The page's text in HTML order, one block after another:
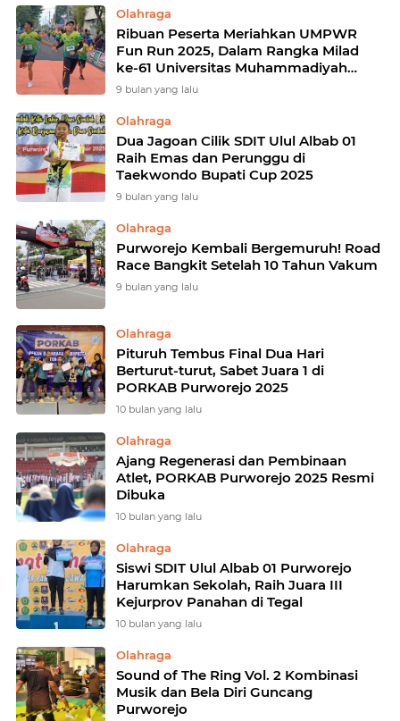
Olahraga
Ribuan Peserta Meriahkan UMPWR
Fun Run 2025, Dalam Rangka Milad
ke-61 Universitas Muhammadiyah
Purworejo
9 bulan yang lalu
Olahraga
Dua Jagoan Cilik SDIT Ulul Albab 01
Raih Emas dan Perunggu di
Taekwondo Bupati Cup 2025
9 bulan yang lalu
Olahraga
Purworejo Kembali Bergemuruh! Road
Race Bangkit Setelah 10 Tahun Vakum
9 bulan yang lalu
Olahraga
Pituruh Tembus Final Dua Hari
Berturut-turut, Sabet Juara 1 di
PORKAB Purworejo 2025
10 bulan yang lalu
Olahraga
Ajang Regenerasi dan Pembinaan
Atlet, PORKAB Purworejo 2025 Resmi
Dibuka
10 bulan yang lalu
Olahraga
Siswi SDIT Ulul Albab 01 Purworejo
Harumkan Sekolah, Raih Juara III
Kejurprov Panahan di Tegal
10 bulan yang lalu
Olahraga
Sound of The Ring Vol. 2 Kombinasi
Musik dan Bela Diri Guncang
Purworejo